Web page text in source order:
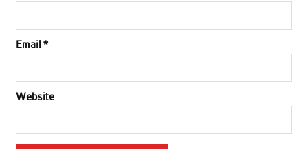
Email *
Website